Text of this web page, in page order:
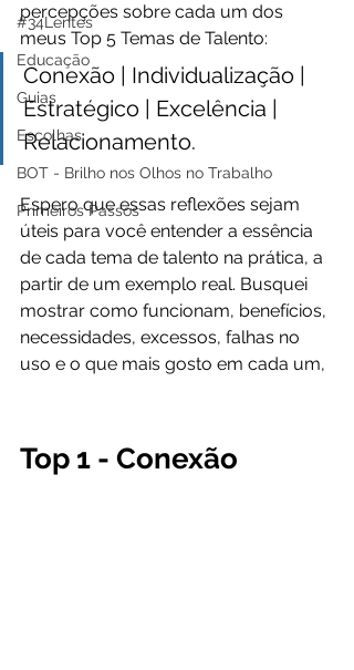
#34Lentes
Educação
Guias
Escolhas
BOT - Brilho nos Olhos no Trabalho
Primeiros Passos
percepções sobre cada um dos
meus Top 5 Temas de Talento:
Conexão | Individualização |
Estratégico | Excelência |
Relacionamento.
Espero que essas reflexões sejam
úteis para você entender a essência
de cada tema de talento na prática, a
partir de um exemplo real. Busquei
mostrar como funcionam, benefícios,
necessidades, excessos, falhas no
uso e o que mais gosto em cada um,
Top 1 - Conexão